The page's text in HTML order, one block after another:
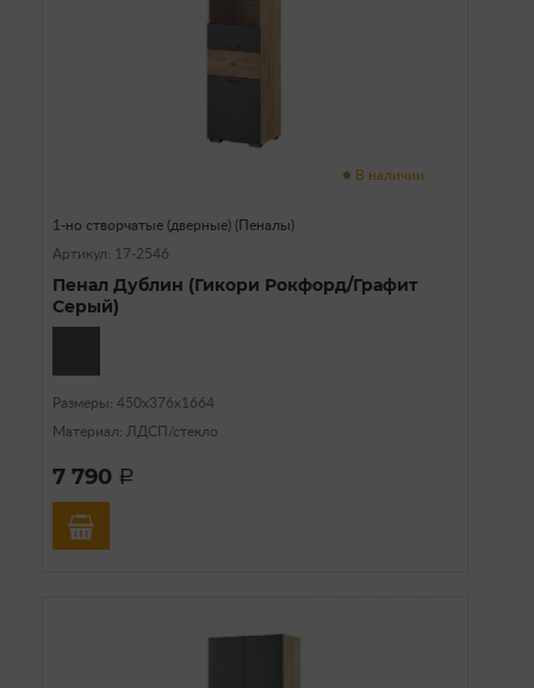
В наличии
1-но створчатые (дверные) (Пеналы)
Артикул: 17-2546
Пенал Дублин (Гикори Рокфорд/Графит
Серый)
Размеры: 450х376х1664
Материал: ЛДСП/стекло
7 790 a